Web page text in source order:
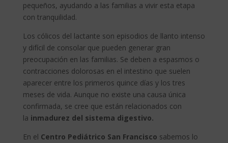
pequeños, ayudando a las familias a vivir esta etapa
con tranquilidad.
Los cólicos del lactante son episodios de llanto intenso
y difícil de consolar que pueden generar gran
preocupación en las familias. Se deben a espasmos o
contracciones dolorosas en el intestino que suelen
aparecer entre los primeros quince días y los tres
meses de vida. Aunque no existe una causa única
confirmada, se cree que están relacionados con
la inmadurez del sistema digestivo.
En el Centro Pediátrico San Francisco sabemos lo